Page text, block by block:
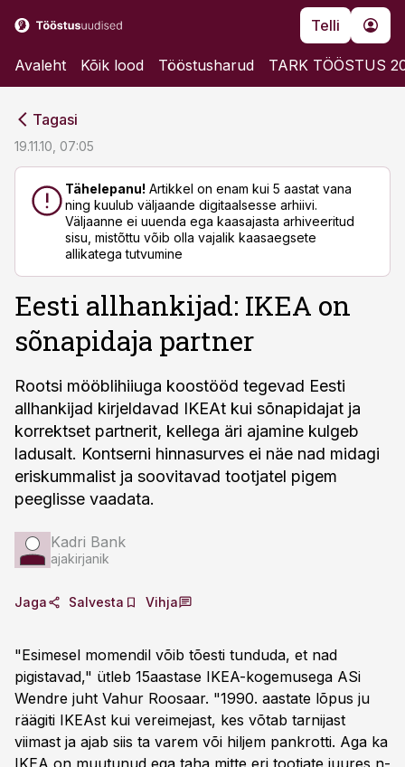
Telli
Avaleht Kõik lood Tööstusharud TARK TÖÖSTUS
Tagasi
19.11.10, 07:05
Tähelepanu! Artikkel on enam kui 5 aastat vana
ning kuulub väljaande digitaalsesse arhiivi.
Väljaanne ei uuenda ega kaasajasta arhiveeritud
sisu, mistõttu võib olla vajalik kaasaegsete
allikatega tutvumine
Eesti allhankijad: IKEA on
sõnapidaja partner
Rootsi mööblihiiuga koostööd tegevad Eesti
allhankijad kirjeldavad IKEAt kui sõnapidajat ja
korrektset partnerit, kellega äri ajamine kulgeb
ladusalt. Kontserni hinnasurves ei näe nad midagi
eriskummalist ja soovitavad tootjatel pigem
peeglisse vaadata.
Kadri Bank
ajakirjanik
Jaga Salvesta Vihja
"Esimesel momendil võib tõesti tunduda, et nad
pigistavad," ütleb 15aastase IKEA-kogemusega ASi
Wendre juht Vahur Roosaar. "1990. aastate lõpus ju
räägiti IKEAst kui vereimejast, kes võtab tarnijast
viimast ja ajab siis ta varem või hiljem pankrotti. Aga ka
IKEA on muutunud ega taha mitte eri tootjate juures n-